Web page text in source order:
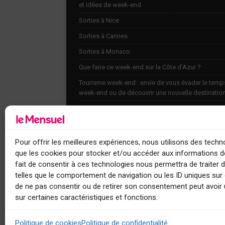
Pour offrir les meilleures expériences, nous utilisons des
que les cookies pour stocker et/ou accéder aux informations
fait de consentir à ces technologies nous permettra de traiter
telles que le comportement de navigation ou les ID uniques
de ne pas consentir ou de retirer son consentement peut
sur certaines caractéristiques et fonctions.
Politique de cookiesPolitique de confidentialité
et idées de week-end
Sorties à Nice
Sorties à Cannes
Sorties à Monaco
Que faire ce week-end sur la Côte d’Azur ?
Tourisme week-end : envie de vous évader le
week-end ou de découvrir une nouvelle
Contact